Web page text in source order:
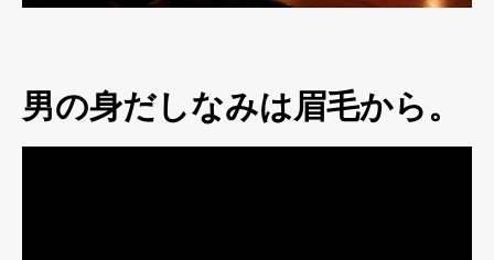
男の身だしなみは眉毛から。